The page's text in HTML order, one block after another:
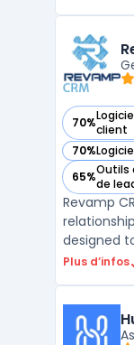
extension
70%client
— voir
70%
— voir
65%Outils
de
— voir
Revamp
designed
marketing
Revamp
Plus d’infos